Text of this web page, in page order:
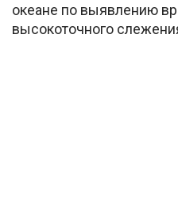
океане по выявлению
высокоточного